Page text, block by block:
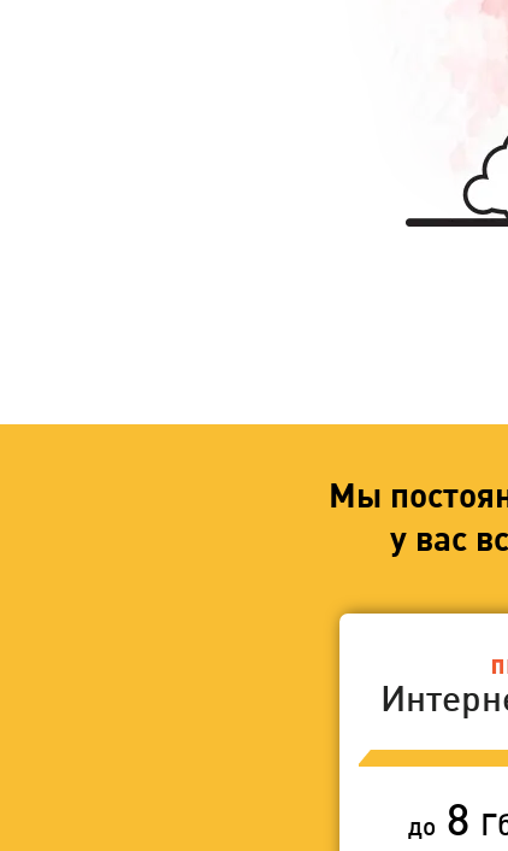
Мы
у вас
до 8